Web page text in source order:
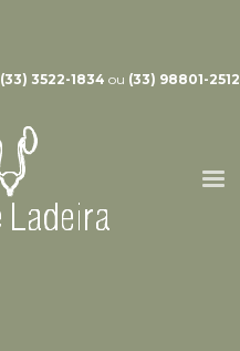
(33) 3522-1834 ou (33) 98801-2512